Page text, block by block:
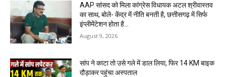
AAP सांसद को मिला कांग्रेस विधायक अटल श्रीवास्तव
का साथ, बोले- केंद्र में नीति बनती है, छत्तीसगढ़ में सिर्फ
इंप्लीमेंटेशन होता है…
August 9, 2026
सांप ने काटा तो उसे गले में डाल लिया, फिर 14 KM बाइक
दौड़ाकर पहुंचा अस्पताल